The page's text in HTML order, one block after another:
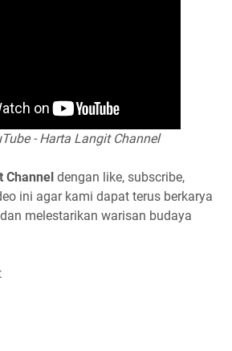
- Harta Langit Channel
Channel dengan like, subscribe,
ini agar kami dapat terus berkarya
melestarikan warisan budaya